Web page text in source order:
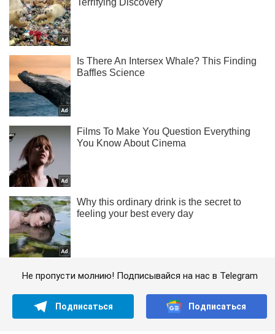
Не пропусти молнию! Подписывайся на нас в Telegram
Подписаться Подписаться